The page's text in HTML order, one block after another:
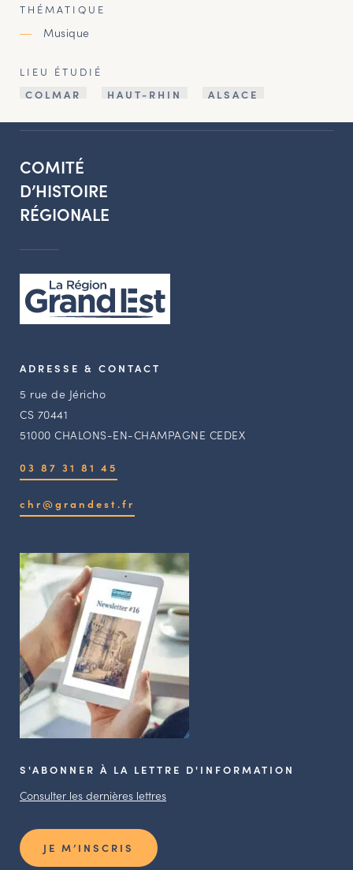
THÉMATIQUE
Musique
LIEU ÉTUDIÉ
COLMAR
HAUT-RHIN ALSACE
COMITÉ
D’HISTOIRE
RÉGIONALE
ADRESSE & CONTACT
5 rue de Jéricho
CS 70441
51000 CHALONS-EN-CHAMPAGNE CEDEX
03 87 31 81 45
chr@grandest.fr
S'ABONNER À LA LETTRE D'INFORMATION
Consulter les dernières lettres
JE M’INSCRIS